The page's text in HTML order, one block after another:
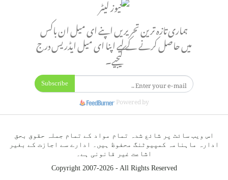
ہماری تازہ ترین تحریریں اپنے ای میل ان باکس
میں حاصل کرنے کے لیے اپنا ای میل ایڈریس درج
کیجیے۔
Subscribe
Powered by
اس ویب سائٹ پر شائع شدہ تمام مواد کے تمام جملہ حقوق بحق
ادارہ ماہنامہ کمپیوٹنگ محفوظ ہیں۔ ادارے سے اجازت کے بغیر
اشاعت غیر قانونی ہے۔
Copyright 2007-2026 - All Rights Reserved